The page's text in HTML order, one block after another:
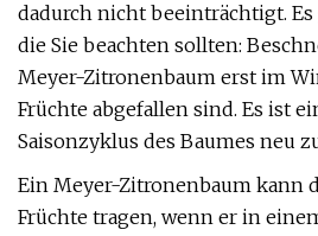
dadurch nicht beeinträchtigt.
die Sie beachten sollten:
Meyer-Zitronenbaum erst im
Früchte abgefallen sind. Es ist
Saisonzyklus des Baumes neu
Ein Meyer-Zitronenbaum kann
Früchte tragen, wenn er in